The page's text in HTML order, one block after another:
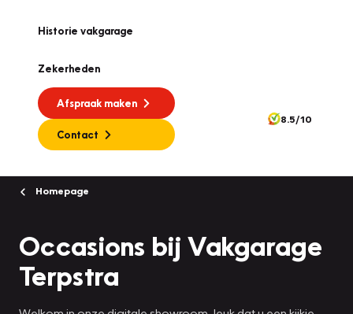
Historie vakgarage
Zekerheden
Afspraak maken
Contact
8.5/10
Homepage
Occasions bij Vakgarage
Terpstra